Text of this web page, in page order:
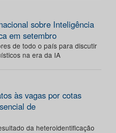
sobre Inteligência
em setembro
de todo o país para discutir
na era da IA
às vagas por cotas
de
da heteroidentificação